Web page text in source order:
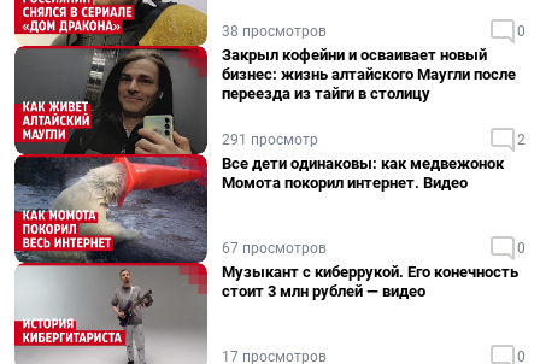
38 просмотров 0
Закрыл кофейни и осваивает новый
бизнес: жизнь алтайского Маугли после
переезда из тайги в столицу
291 просмотр 2
Все дети одинаковы: как медвежонок
Момота покорил интернет. Видео
67 просмотров 0
Музыкант с киберрукой. Его конечность
стоит 3 млн рублей — видео
17 просмотров 0